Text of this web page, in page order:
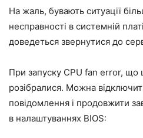
На жаль, бувають ситуації
несправності в системній
доведеться звернутися до
При запуску CPU fan error, що
розібралися. Можна
повідомлення і продовжити
в налаштуваннях BIOS: